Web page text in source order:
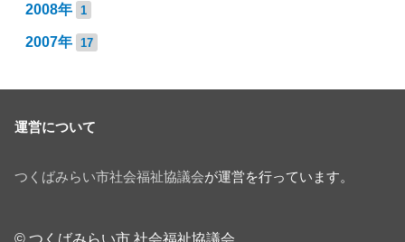
2008年 1
2007年 17
運営について
つくばみらい市社会福祉協議会が運営を行っています。